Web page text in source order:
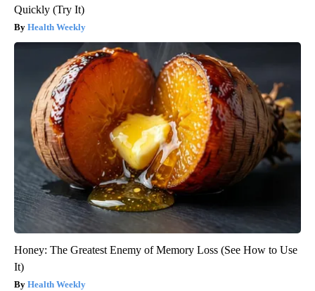
Quickly (Try It)
Health Weekly
Honey: The Greatest Enemy of Memory Loss (See How to Use
It)
Health Weekly